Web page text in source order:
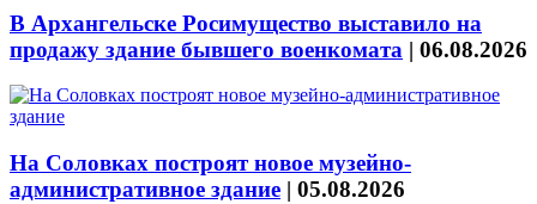
В Архангельске Росимущество выставило на
продажу здание бывшего военкомата | 06.08.2026
На Соловках построят новое музейно-
административное здание | 05.08.2026